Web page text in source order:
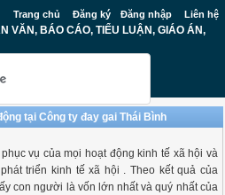
Trang chủ Đăng ký Đăng nhập Liên hệ
VĂN, BÁO CÁO, TIỂU LUẬN, GIÁO ÁN,
tại Công ty đay gai Thái Bình
vụ của mọi hoạt động kinh tế xã hội và
triển kinh tế xã hội . Theo kết quả của
con người là vốn lớn nhất và quý nhất của